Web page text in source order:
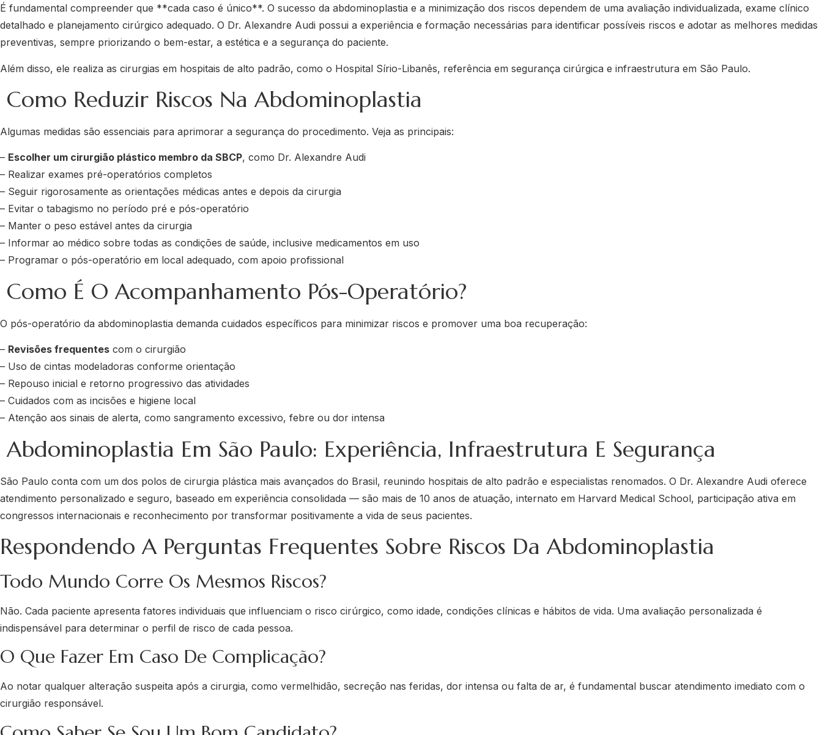
É fundamental compreender que **cada caso é único**. O sucesso da abdominoplastia e a minimização dos riscos dependem de uma avaliação individualizada, exame clínico
detalhado e planejamento cirúrgico adequado. O Dr. Alexandre Audi possui a experiência e formação necessárias para identificar possíveis riscos e adotar as melhores medidas
preventivas, sempre priorizando o bem-estar, a estética e a segurança do paciente.
Além disso, ele realiza as cirurgias em hospitais de alto padrão, como o Hospital Sírio-Libanês, referência em segurança cirúrgica e infraestrutura em São Paulo.
Como Reduzir Riscos Na Abdominoplastia
Algumas medidas são essenciais para aprimorar a segurança do procedimento. Veja as principais:
– Escolher um cirurgião plástico membro da SBCP, como Dr. Alexandre Audi
– Realizar exames pré-operatórios completos
– Seguir rigorosamente as orientações médicas antes e depois da cirurgia
– Evitar o tabagismo no período pré e pós-operatório
– Manter o peso estável antes da cirurgia
– Informar ao médico sobre todas as condições de saúde, inclusive medicamentos em uso
– Programar o pós-operatório em local adequado, com apoio profissional
Como É O Acompanhamento Pós-Operatório?
O pós-operatório da abdominoplastia demanda cuidados específicos para minimizar riscos e promover uma boa recuperação:
– Revisões frequentes com o cirurgião
– Uso de cintas modeladoras conforme orientação
– Repouso inicial e retorno progressivo das atividades
– Cuidados com as incisões e higiene local
– Atenção aos sinais de alerta, como sangramento excessivo, febre ou dor intensa
Abdominoplastia Em São Paulo: Experiência, Infraestrutura E Segurança
São Paulo conta com um dos polos de cirurgia plástica mais avançados do Brasil, reunindo hospitais de alto padrão e especialistas renomados. O Dr. Alexandre Audi oferece
atendimento personalizado e seguro, baseado em experiência consolidada — são mais de 10 anos de atuação, internato em Harvard Medical School, participação ativa em
congressos internacionais e reconhecimento por transformar positivamente a vida de seus pacientes.
Respondendo A Perguntas Frequentes Sobre Riscos Da Abdominoplastia
Todo Mundo Corre Os Mesmos Riscos?
Não. Cada paciente apresenta fatores individuais que influenciam o risco cirúrgico, como idade, condições clínicas e hábitos de vida. Uma avaliação personalizada é
indispensável para determinar o perfil de risco de cada pessoa.
O Que Fazer Em Caso De Complicação?
Ao notar qualquer alteração suspeita após a cirurgia, como vermelhidão, secreção nas feridas, dor intensa ou falta de ar, é fundamental buscar atendimento imediato com o
cirurgião responsável.